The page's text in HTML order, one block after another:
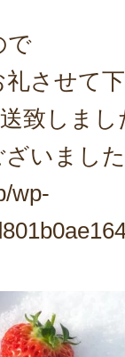
で
させて
致しまし
いまし
wp-